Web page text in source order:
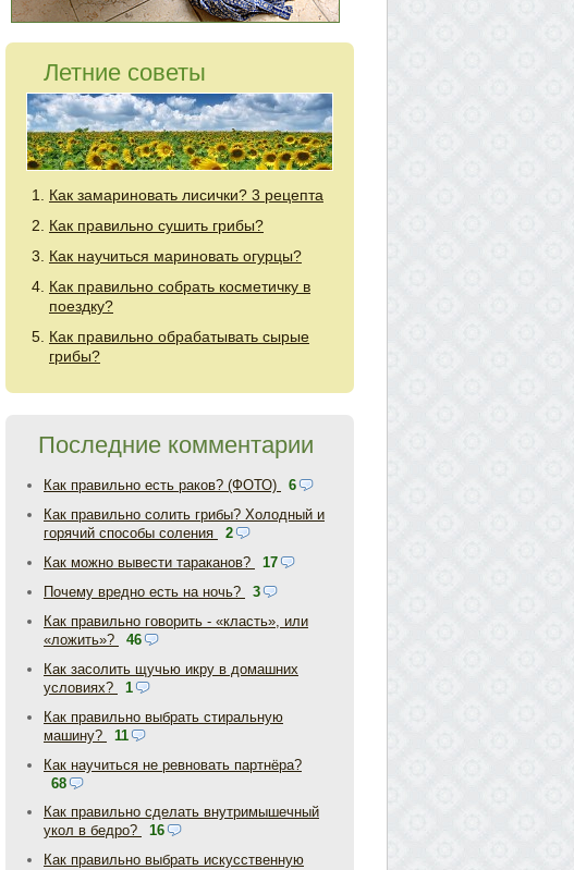
Летние советы
Как замариновать лисички? 3 рецепта
Как правильно сушить грибы?
Как научиться мариновать огурцы?
Как правильно собрать косметичку в
поездку?
Как правильно обрабатывать сырые
грибы?
Последние комментарии
Как правильно есть раков? (ФОТО)
6
Как правильно солить грибы? Холодный и
горячий способы соления
2
Как можно вывести тараканов?
17
Почему вредно есть на ночь?
3
Как правильно говорить - «класть», или
«ложить»?
46
Как засолить щучью икру в домашних
условиях?
1
Как правильно выбрать стиральную
машину?
11
Как научиться не ревновать партнёра?
68
Как правильно сделать внутримышечный
укол в бедро?
16
Как правильно выбрать искусственную